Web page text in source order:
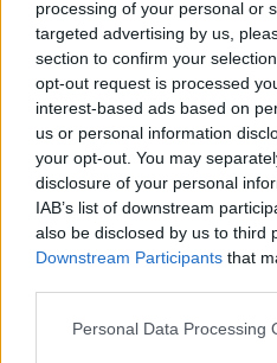
processing of your personal or
targeted advertising by us,
section to confirm your
opt-out request is processed
interest-based ads based on
us or personal information
your opt-out. You may
disclosure of your personal
IAB’s list of downstream
also be disclosed by us to third
Downstream Participants that
Personal Data Processing
Szemétszedés előtt a
rövid tájékoztatót a
arról, mire kell figyelni,
essen baja az akció
jelenléti ívet. Ezután
a szedéshez szükséges
zsákot és
helyen hagyjátok.